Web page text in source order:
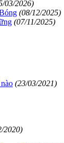
03/2026)
(08/12/2025)
(07/11/2025)
(23/03/2021)
2020)